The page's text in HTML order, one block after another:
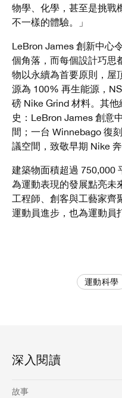
物學、化學，甚至是挑戰
不一樣的體驗。」
LeBron James 創新中心
個角落，而每個設計巧思
物以永續為首要原則，屋
源為 100% 再生能源，
磅 Nike Grind 材料。其
史：LeBron James 創意
間；一台 Winnebago 復
議空間，致敬早期 Nike 奔
建築物面積超過 750,000
為運動表現的發展點亮未
工程師、創客與工藝家齊
運動員進步，也為運動員
運動科學
深入閱讀
故事